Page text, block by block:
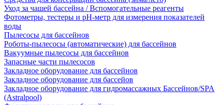
Уход за чашей бассейна / Вспомогательные реагенты
Фотометры, тестеры и рН-метр для измерения показателей
воды
Пылесосы для бассейнов
Роботы-пылесосы (автоматические) для бассейнов
Вакуумные пылесосы для бассейнов
Запасные части пылесосов
Закладное оборудование для бассейнов
Закладное оборудование для бассейов
Закладное оборудование для гидромассажных Бассейнов/SPA
(Astralpool)